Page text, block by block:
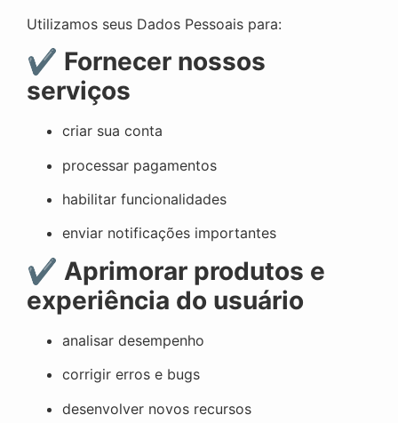
Utilizamos seus Dados Pessoais para:
✔ Fornecer nossos
serviços
criar sua conta
processar pagamentos
habilitar funcionalidades
enviar notificações importantes
✔ Aprimorar produtos e
experiência do usuário
analisar desempenho
corrigir erros e bugs
desenvolver novos recursos